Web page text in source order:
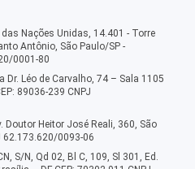
Nações Unidas, 14.401 - Torre
Antônio, São Paulo/SP -
0001-80
Dr. Léo de Carvalho, 74 – Sala 1105
89036-239 CNPJ
Doutor Heitor José Reali, 360, São
62.173.620/0093-06
S/N, Qd 02, Bl C, 109, Sl 301, Ed.